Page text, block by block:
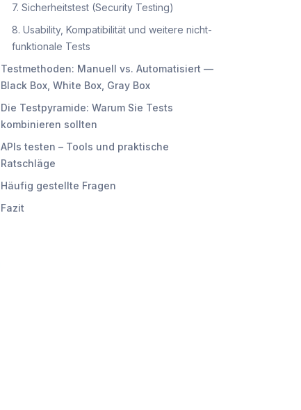
7. Sicherheitstest (Security Testing)
8. Usability, Kompatibilität und weitere nicht-
funktionale Tests
Testmethoden: Manuell vs. Automatisiert —
Black Box, White Box, Gray Box
Die Testpyramide: Warum Sie Tests
kombinieren sollten
APIs testen – Tools und praktische
Ratschläge
Häufig gestellte Fragen
Fazit